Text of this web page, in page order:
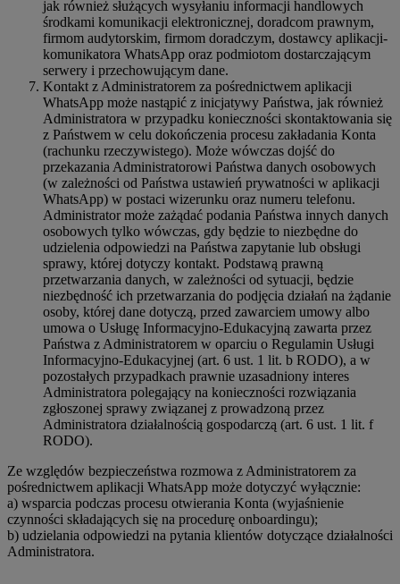
jak również służących wysyłaniu informacji handlowych
środkami komunikacji elektronicznej, doradcom prawnym,
firmom audytorskim, firmom doradczym, dostawcy aplikacji-
komunikatora WhatsApp oraz podmiotom dostarczającym
serwery i przechowującym dane.
Kontakt z Administratorem za pośrednictwem aplikacji
WhatsApp może nastąpić z inicjatywy Państwa, jak również
Administratora w przypadku konieczności skontaktowania się
z Państwem w celu dokończenia procesu zakładania Konta
(rachunku rzeczywistego). Może wówczas dojść do
przekazania Administratorowi Państwa danych osobowych
(w zależności od Państwa ustawień prywatności w aplikacji
WhatsApp) w postaci wizerunku oraz numeru telefonu.
Administrator może zażądać podania Państwa innych danych
osobowych tylko wówczas, gdy będzie to niezbędne do
udzielenia odpowiedzi na Państwa zapytanie lub obsługi
sprawy, której dotyczy kontakt. Podstawą prawną
przetwarzania danych, w zależności od sytuacji, będzie
niezbędność ich przetwarzania do podjęcia działań na żądanie
osoby, której dane dotyczą, przed zawarciem umowy albo
umowa o Usługę Informacyjno-Edukacyjną zawarta przez
Państwa z Administratorem w oparciu o Regulamin Usługi
Informacyjno-Edukacyjnej (art. 6 ust. 1 lit. b RODO), a w
pozostałych przypadkach prawnie uzasadniony interes
Administratora polegający na konieczności rozwiązania
zgłoszonej sprawy związanej z prowadzoną przez
Administratora działalnością gospodarczą (art. 6 ust. 1 lit. f
RODO).
Ze względów bezpieczeństwa rozmowa z Administratorem za
pośrednictwem aplikacji WhatsApp może dotyczyć wyłącznie:
a) wsparcia podczas procesu otwierania Konta (wyjaśnienie
czynności składających się na procedurę onboardingu);
b) udzielania odpowiedzi na pytania klientów dotyczące działalności
Administratora.